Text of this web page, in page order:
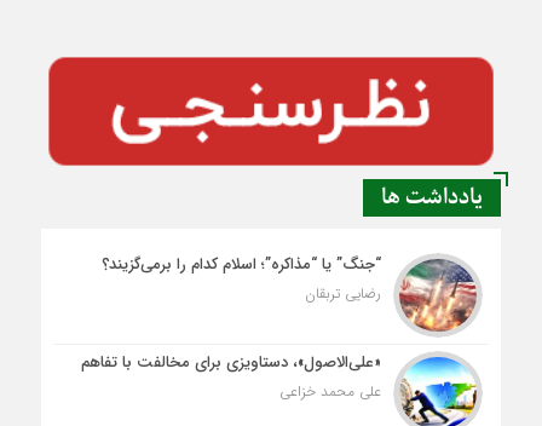
یادداشت ها
“جنگ” یا “مذاکره”؛ اسلام کدام را برمی‌گزیند؟
رضایی تربقان
«علی‌الاصول»، دستاویزی برای مخالفت با تفاهم
علی محمد خزاعی